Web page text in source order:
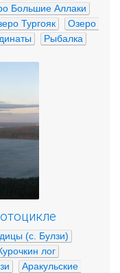
Большие Аллаки
Тургояк
Озеро
Рыбалка
(с. Булзи)
лог
Аракульские